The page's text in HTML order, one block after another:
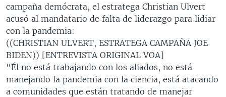
campaña demócrata, el estratega Christian Ulvert
acusó al mandatario de falta de liderazgo para lidiar
con la pandemia:
((CHRISTIAN ULVERT, ESTRATEGA CAMPAÑA JOE
BIDEN)) [ENTREVISTA ORIGINAL VOA]
“Él no está trabajando con los aliados, no está
manejando la pandemia con la ciencia, está atacando
a comunidades que están tratando de manejar